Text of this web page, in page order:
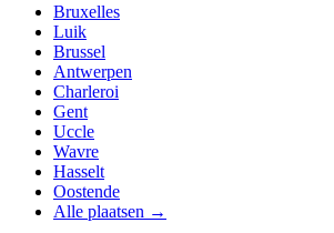
Bruxelles
Luik
Brussel
Antwerpen
Charleroi
Gent
Uccle
Wavre
Hasselt
Oostende
Alle plaatsen →